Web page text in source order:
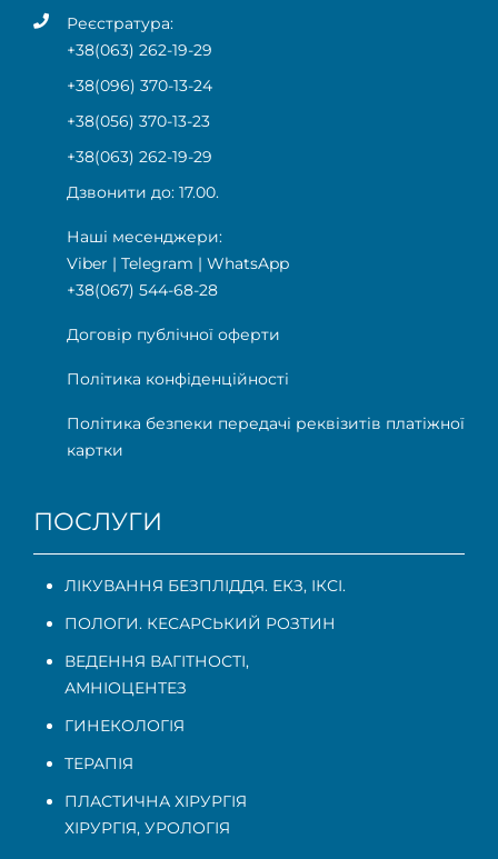
Реєстратура:
+38(063) 262-19-29
+38(096) 370-13-24
+38(056) 370-13-23
+38(063) 262-19-29
Дзвонити до: 17.00.
Наші месенджери:
Viber | Telegram | WhatsApp
+38(067) 544-68-28
Договір публічної оферти
Політика конфіденційності
Політика безпеки передачі реквізитів платіжної
картки
ПОСЛУГИ
ЛІКУВАННЯ БЕЗПЛІДДЯ. ЕКЗ, ІКСІ.
ПОЛОГИ. КЕСАРСЬКИЙ РОЗТИН
ВЕДЕННЯ ВАГІТНОСТІ,
АМНІОЦЕНТЕЗ
ГИНЕКОЛОГІЯ
ТЕРАПІЯ
ПЛАСТИЧНА ХІРУРГІЯ
ХІРУРГІЯ, УРОЛОГІЯ